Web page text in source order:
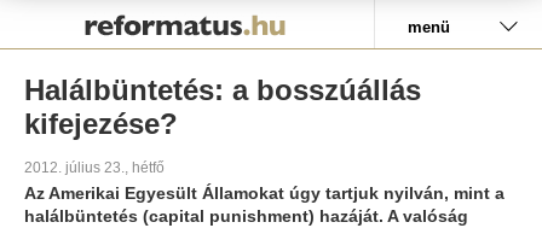
menü
Halálbüntetés: a bosszúállás
kifejezése?
2012. július 23., hétfő
Az Amerikai Egyesült Államokat úgy tartjuk nyilván, mint a
halálbüntetés (capital punishment) hazáját. A valóság